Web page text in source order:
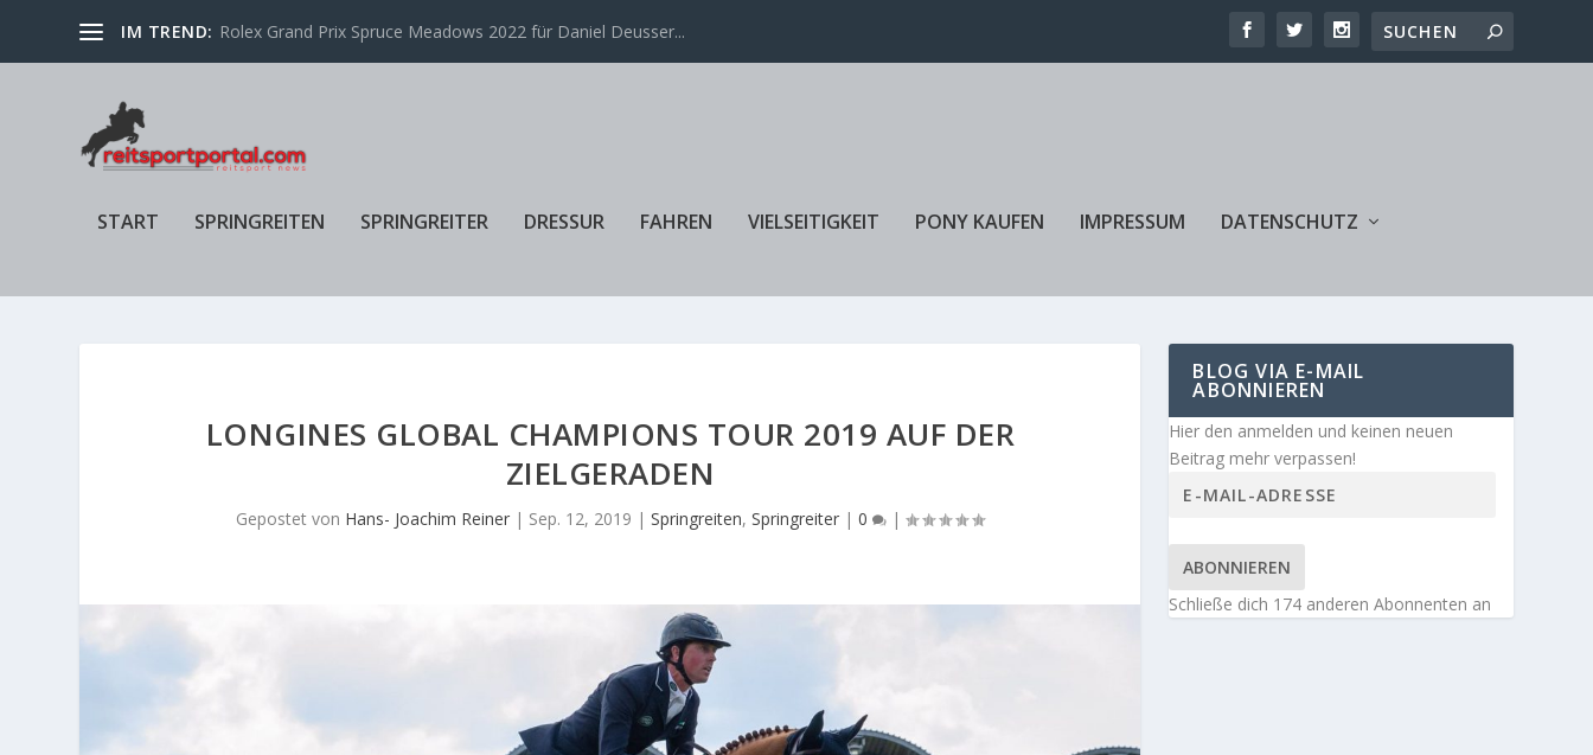
IM TREND: Rolex Grand Prix Spruce Meadows 2022 für Daniel Deusser...
START SPRINGREITEN SPRINGREITER DRESSUR FAHREN VIELSEITIGKEIT PONY KAUFEN IMPRESSUM DATENSCHUTZ
LONGINES GLOBAL CHAMPIONS TOUR 2019 AUF DER
ZIELGERADEN
Gepostet von Hans- Joachim Reiner | Sep. 12, 2019 |Springreiten,Springreiter |0 |
BLOG VIA E-MAIL
ABONNIEREN
Hier den anmelden und keinen neuen
Beitrag mehr verpassen!
ABONNIEREN
Schließe dich 174 anderen Abonnenten an